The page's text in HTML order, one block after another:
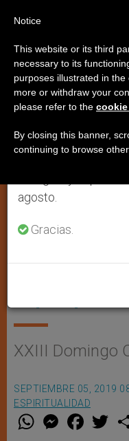
ESPIRITUALIDAD
Monseñor
XXIII Domingo
SEPTIEMBRE 05, 2019
ESPIRITUALIDAD
W M
e
F
a w
Aviso
Del 27 de julio al
anual,
se generan menos
agosto.
Gracias.
Notice
This website or its third
necessary to its
purposes illustrated in
more or withdraw your
please refer to the
By closing this banner,
continuing to browse